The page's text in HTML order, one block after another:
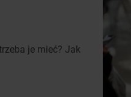
je mieć? Jak